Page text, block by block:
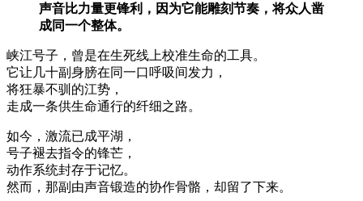
声音比力量更锋利，因为它能雕刻节奏，将众人凿
成同一个整体。
峡江号子，曾是在生死线上校准生命的工具。
它让几十副身膀在同一口呼吸间发力，
将狂暴不驯的江势，
走成一条供生命通行的纤细之路。
如今，激流已成平湖，
号子褪去指令的锋芒，
动作系统封存于记忆。
然而，那副由声音锻造的协作骨骼，却留了下来。